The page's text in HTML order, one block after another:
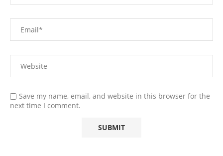
Save my name, email, and website in this browser for the
next time I comment.